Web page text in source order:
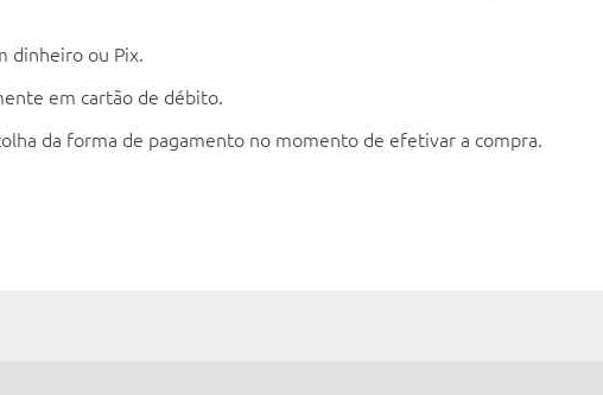
dinheiro ou Pix.
em cartão de débito.
da forma de pagamento no momento de efetivar a compra.